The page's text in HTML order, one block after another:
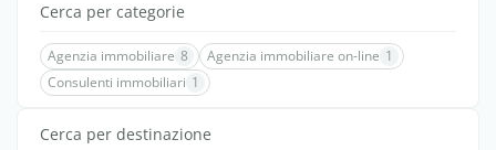
Cerca per categorie
Agenzia immobiliare 8 Agenzia immobiliare on-line 1
Consulenti immobiliari 1
Cerca per destinazione